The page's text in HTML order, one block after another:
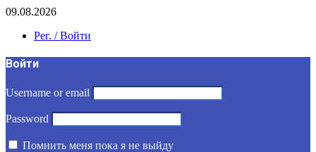
09.08.2026
Рег. / Войти
Войти
Username or email
Password
Помнить меня пока я не выйду